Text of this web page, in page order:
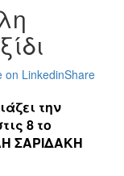
on LinkedinShare
την
8 το
ΣΑΡΙΔΑΚΗ